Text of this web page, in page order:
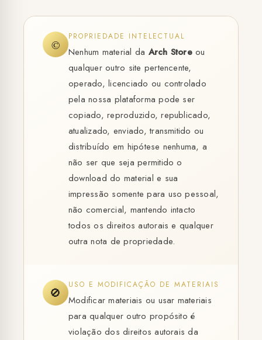
©
PROPRIEDADE INTELECTUAL
Nenhum material da Arch Storeou
qualquer outro site pertencente,
operado, licenciado ou controlado
pela nossa plataforma pode ser
copiado, reproduzido, republicado,
atualizado, enviado, transmitido ou
distribuído em hipótese nenhuma, a
não ser que seja permitido o
download do material e sua
impressão somente para uso pessoal,
não comercial, mantendo intacto
todos os direitos autorais e qualquer
outra nota de propriedade.
🚫
USO E MODIFICAÇÃO DE MATERIAIS
Modificar materiais ou usar materiais
para qualquer outro propósito é
violação dos direitos autorais da